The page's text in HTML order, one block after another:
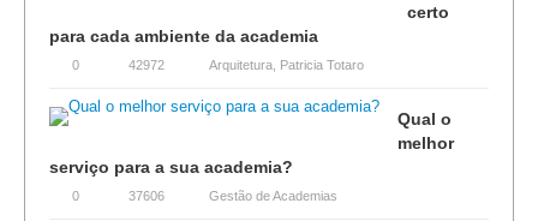
certo
para cada ambiente da academia
0 42972 Arquitetura Patricia Totaro
Qual o
melhor
serviço para a sua academia?
0 37606 Gestão de Academias